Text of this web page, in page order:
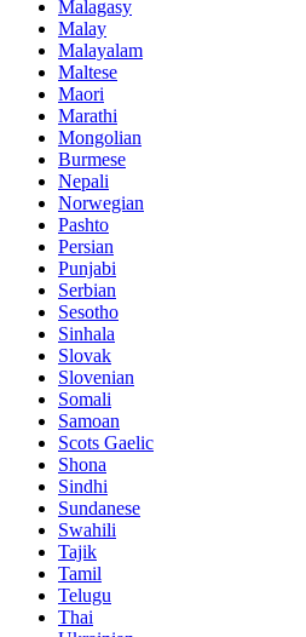
Malagasy
Malay
Malayalam
Maltese
Maori
Marathi
Mongolian
Burmese
Nepali
Norwegian
Pashto
Persian
Punjabi
Serbian
Sesotho
Sinhala
Slovak
Slovenian
Somali
Samoan
Scots Gaelic
Shona
Sindhi
Sundanese
Swahili
Tajik
Tamil
Telugu
Thai